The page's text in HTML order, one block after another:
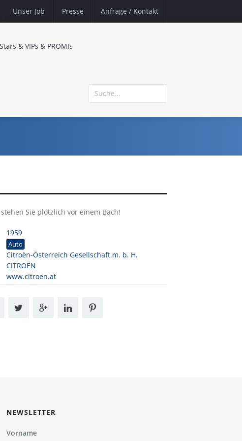
Unser Job Presse Anfrage / Kontakt
Stars & VIPs & PROMIs
Sie plötzlich vor einem Bach!
1959
Auto
Citroën-Österreich Gesellschaft m. b. H.
CITROËN
www.citroen.at
NEWSLETTER
Vorname